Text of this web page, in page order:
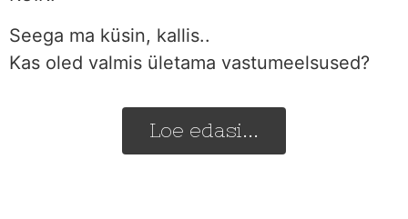
Seega ma küsin, kallis..
Kas oled valmis ületama vastumeelsused?
Loe edasi...